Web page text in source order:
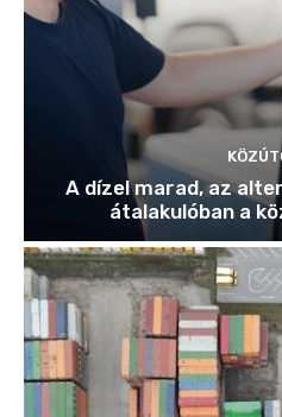
A dízel marad, az
átalakulóban a